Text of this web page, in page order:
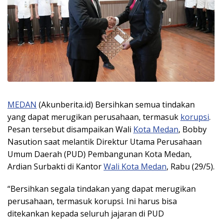
MEDAN (Akunberita.id) Bersihkan semua tindakan
yang dapat merugikan perusahaan, termasuk korupsi.
Pesan tersebut disampaikan Wali Kota Medan, Bobby
Nasution saat melantik Direktur Utama Perusahaan
Umum Daerah (PUD) Pembangunan Kota Medan,
Ardian Surbakti di KantorWali Kota Medan, Rabu (29/5).
“Bersihkan segala tindakan yang dapat merugikan
perusahaan, termasuk korupsi. Ini harus bisa
ditekankan kepada seluruh jajaran di PUD